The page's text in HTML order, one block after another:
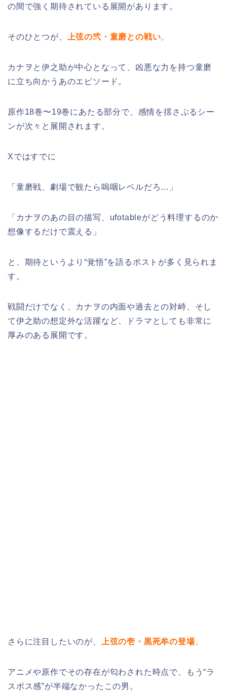
の間で強く期待されている展開があります。
そのひとつが、 上弦の弐・童磨との戦い。
カナヲと伊之助が中心となって、凶悪な力を持つ童磨
に立ち向かうあのエピソード。
原作18巻〜19巻にあたる部分で、感情を揺さぶるシー
ンが次々と展開されます。
Xではすでに
「童磨戦、劇場で観たら嗚咽レベルだろ…」
「カナヲのあの目の描写、ufotableがどう料理するのか
想像するだけで震える」
と、期待というより“覚悟”を語るポストが多く見られま
す。
戦闘だけでなく、カナヲの内面や過去との対峙、そし
て伊之助の想定外な活躍など、ドラマとしても非常に
厚みのある展開です。
さらに注目したいのが、 上弦の壱・黒死牟の登場。
アニメや原作でその存在が匂わされた時点で、もう“ラ
スボス感”が半端なかったこの男。